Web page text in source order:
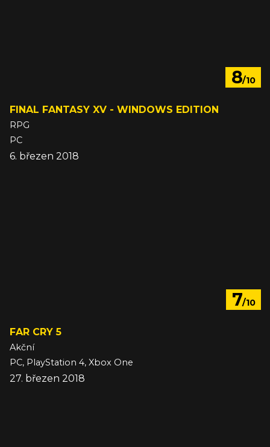
8/10
FINAL FANTASY XV - WINDOWS EDITION
RPG
PC
6. březen 2018
7/10
FAR CRY 5
Akční
PC, PlayStation 4, Xbox One
27. březen 2018